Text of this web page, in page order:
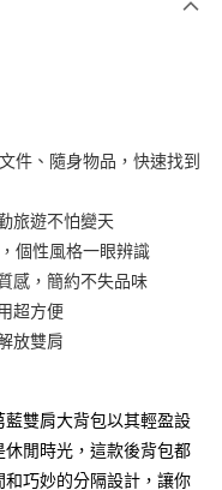
支付方式。 讓您購物簡單
。
跳轉至「AFTEE先享後付」
成結帳。
的連結，可透過四大超商／
交易完成。
若您需要取消訂單，請聯絡
為有效，需透過AFTEE先享
頁面顯示為準，若有關於
，請聯繫「AFTEE先享後付
support/home
件、隨身物品，快速找到
旅遊不怕變天
個性風格一眼辨識
感，簡約不失品味
超方便
放雙肩
雙肩大背包以其輕盈設
閒時光，這款後背包都
巧妙的分隔設計，讓你